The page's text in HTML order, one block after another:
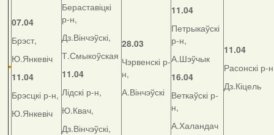
07.04
Брэст,
Ю.Янкевіч
11.04
Брэсцкі р-н,
Ю.Янкевіч
Бераставіцкі
р-н,
Дз.Вінчэўскі,
Т.Смыкоўская
11.04
Лідскі р-н,
Ю.Квач,
Дз.Вінчэўскі,
28.03
Чэрвенскі р-
н,
А.Вінчэўскі
11.04
Петрыкаўскі
р-н,
А.Шэўчык
16.04
Веткаўскі р-
н,
А.Халандач
11.04
Расонскі р-
Дз.Кіцель